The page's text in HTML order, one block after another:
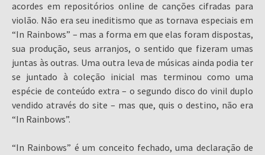
acordes em repositórios online de canções cifradas para
violão. Não era seu ineditismo que as tornava especiais em
“In Rainbows” – mas a forma em que elas foram dispostas,
sua produção, seus arranjos, o sentido que fizeram umas
juntas às outras. Uma outra leva de músicas ainda podia ter
se juntado à coleção inicial mas terminou como uma
espécie de conteúdo extra – o segundo disco do vinil duplo
vendido através do site – mas que, quis o destino, não era
“In Rainbows”.
“In Rainbows” é um conceito fechado, uma declaração de